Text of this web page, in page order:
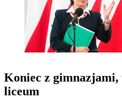
Koniec z
liceum